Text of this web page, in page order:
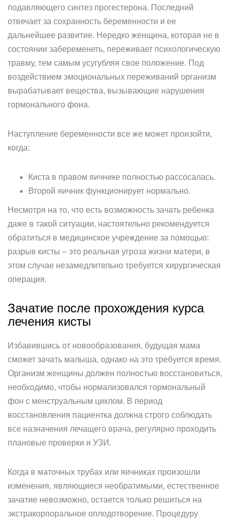
подавляющего синтез прогестерона. Последний
отвечает за сохранность беременности и ее
дальнейшее развитие. Нередко женщина, которая не в
состоянии забеременеть, переживает психологическую
травму, тем самым усугубляя свое положение. Под
воздействием эмоциональных переживаний организм
вырабатывает вещества, вызывающие нарушения
гормонального фона.
Наступление беременности все же может произойти,
когда:
Киста в правом яичнике полностью рассосалась.
Второй яичник функционирует нормально.
Несмотря на то, что есть возможность зачать ребенка
даже в такой ситуации, настоятельно рекомендуется
обратиться в медицинское учреждение за помощью:
разрыв кисты – это реальная угроза жизни матери, в
этом случае незамедлительно требуется хирургическая
операция.
Зачатие после прохождения курса
лечения кисты
Избавившись от новообразования, будущая мама
сможет зачать малыша, однако на это требуется время.
Организм женщины должен полностью восстановиться,
необходимо, чтобы нормализовался гормональный
фон с менструальным циклом. В период
восстановления пациентка должна строго соблюдать
все назначения лечащего врача, регулярно проходить
плановые проверки и УЗИ.
Когда в маточных трубах или яичниках произошли
изменения, являющиеся необратимыми, естественное
зачатие невозможно, остается только решиться на
экстракорпоральное оплодотворение. Процедуру